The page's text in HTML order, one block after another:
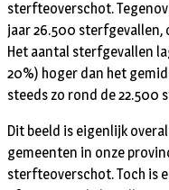
sterfteoverschot.
jaar 26.500
Het aantal sterfgevallen
20%) hoger dan het
steeds zo rond de 22.500
Dit beeld is eigenlijk
gemeenten in onze
sterfteoverschot. Toch is